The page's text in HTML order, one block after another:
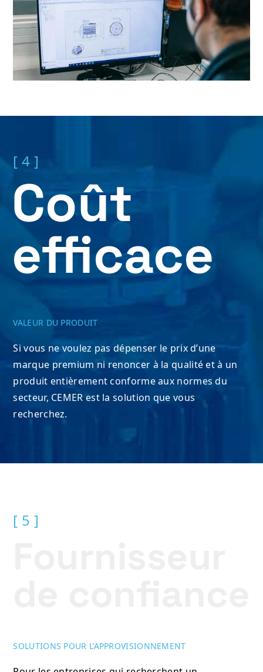
[ 4 ]
VALEUR DU PRODUIT
Si vous ne voulez pas dépenser le prix d’une
marque premium ni renoncer à la qualité et à un
produit entièrement conforme aux normes du
secteur, CEMER est la solution que vous
recherchez.
[ 5 ]
SOLUTIONS POUR L’APPROVISIONNEMENT